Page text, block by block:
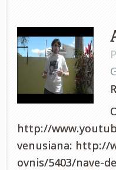
http://
venusiana: http://
ovnis/5403/nave-